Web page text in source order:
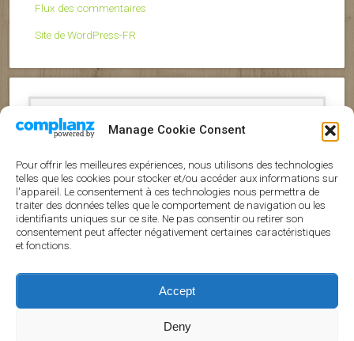
Manage Cookie Consent
Pour offrir les meilleures expériences, nous utilisons des technologies
telles que les cookies pour stocker et/ou accéder aux informations sur
l'appareil. Le consentement à ces technologies nous permettra de
traiter des données telles que le comportement de navigation ou les
identifiants uniques sur ce site. Ne pas consentir ou retirer son
consentement peut affecter négativement certaines caractéristiques
et fonctions.
Accept
Deny
Flux des commentaires
Site de WordPress-FR
Nos références
Copyright © 2026 · All Rights Reserved · Bien Etre
Naturel